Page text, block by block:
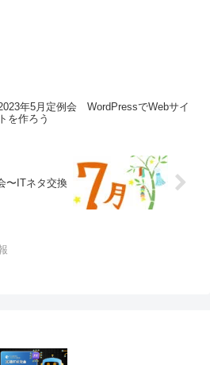
年5月定例会 WordPressでWebサイ
トを作ろう
〜ITネタ交換